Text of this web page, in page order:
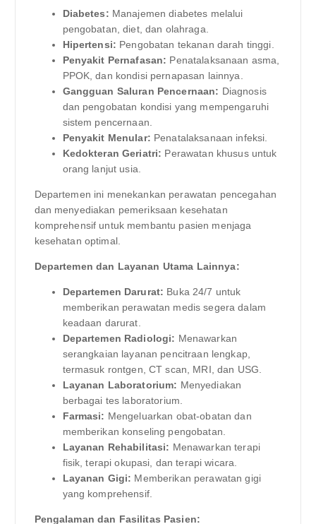
Diabetes: Manajemen diabetes melalui
pengobatan, diet, dan olahraga.
Hipertensi: Pengobatan tekanan darah tinggi.
Penyakit Pernafasan: Penatalaksanaan asma,
PPOK, dan kondisi pernapasan lainnya.
Gangguan Saluran Pencernaan: Diagnosis
dan pengobatan kondisi yang mempengaruhi
sistem pencernaan.
Penyakit Menular: Penatalaksanaan infeksi.
Kedokteran Geriatri: Perawatan khusus untuk
orang lanjut usia.
Departemen ini menekankan perawatan pencegahan
dan menyediakan pemeriksaan kesehatan
komprehensif untuk membantu pasien menjaga
kesehatan optimal.
Departemen dan Layanan Utama Lainnya:
Departemen Darurat: Buka 24/7 untuk
memberikan perawatan medis segera dalam
keadaan darurat.
Departemen Radiologi: Menawarkan
serangkaian layanan pencitraan lengkap,
termasuk rontgen, CT scan, MRI, dan USG.
Layanan Laboratorium: Menyediakan
berbagai tes laboratorium.
Farmasi: Mengeluarkan obat-obatan dan
memberikan konseling pengobatan.
Layanan Rehabilitasi: Menawarkan terapi
fisik, terapi okupasi, dan terapi wicara.
Layanan Gigi: Memberikan perawatan gigi
yang komprehensif.
Pengalaman dan Fasilitas Pasien: